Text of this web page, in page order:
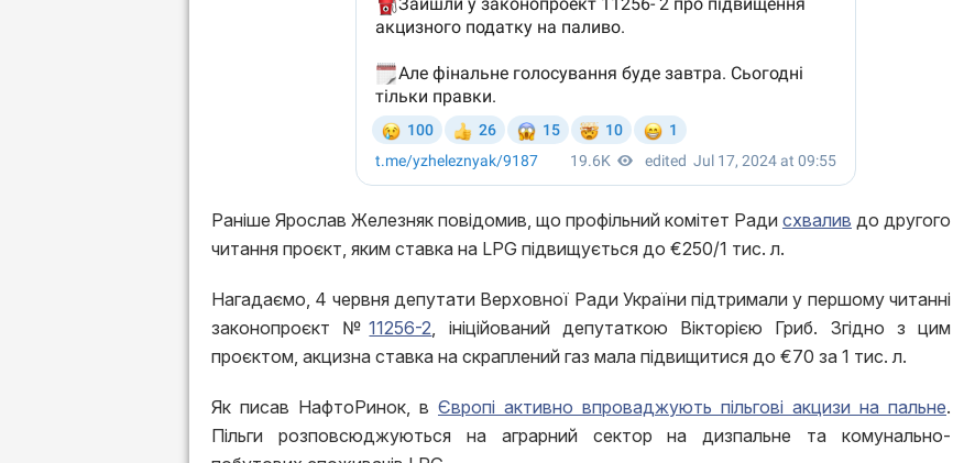
Раніше Ярослав Железняк повідомив, що профільний комітет Ради схвалив до другого
читання проєкт, яким ставка на LPG підвищується до €250/1 тис. л.
Нагадаємо, 4 червня депутати Верховної Ради України підтримали у першому читанні
законопроєкт №11256-2, ініційований депутаткою Вікторією Гриб. Згідно з цим
проєктом, акцизна ставка на скраплений газ мала підвищитися до €70 за 1 тис. л.
Як писав НафтоРинок, в Європі активно впроваджують пільгові акцизи на пальне.
Пільги розповсюджуються на аграрний сектор на дизпальне та комунально-